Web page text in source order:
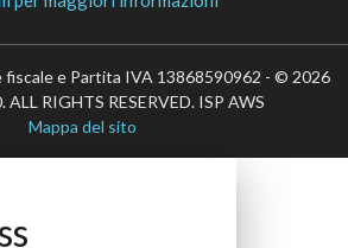
e Partita IVA 13868590962 - © 2026
RIGHTS RESERVED. ISP AWS
Mappa del sito